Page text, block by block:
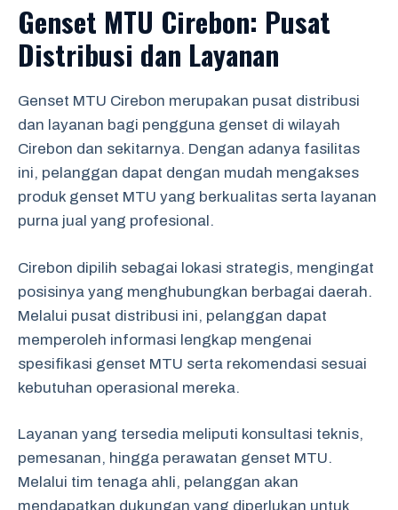
Genset MTU Cirebon: Pusat
Distribusi dan Layanan
Genset MTU Cirebon merupakan pusat distribusi
dan layanan bagi pengguna genset di wilayah
Cirebon dan sekitarnya. Dengan adanya fasilitas
ini, pelanggan dapat dengan mudah mengakses
produk genset MTU yang berkualitas serta layanan
purna jual yang profesional.
Cirebon dipilih sebagai lokasi strategis, mengingat
posisinya yang menghubungkan berbagai daerah.
Melalui pusat distribusi ini, pelanggan dapat
memperoleh informasi lengkap mengenai
spesifikasi genset MTU serta rekomendasi sesuai
kebutuhan operasional mereka.
Layanan yang tersedia meliputi konsultasi teknis,
pemesanan, hingga perawatan genset MTU.
Melalui tim tenaga ahli, pelanggan akan
mendapatkan dukungan yang diperlukan untuk